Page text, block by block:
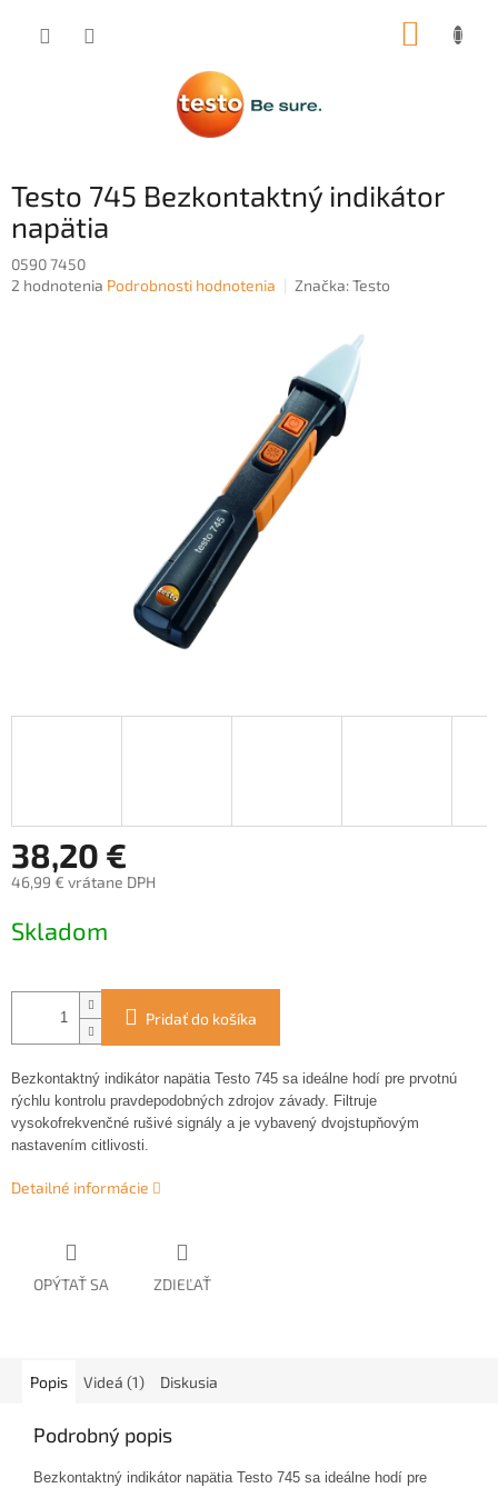
Testo 745 Bezkontaktný indikátor
napätia
0590 7450
Priemerné
2 hodnotenia Podrobnosti hodnotenia Značka:Testo
38,20 €
46,99 € vrátane DPH
cena:
Skladom
Pridať do košíka
Bezkontaktný indikátor napätia Testo 745 sa ideálne hodí pre prvotnú
rýchlu kontrolu pravdepodobných zdrojov závady. Filtruje
vysokofrekvenčné rušivé signály a je vybavený dvojstupňovým
nastavením citlivosti.
Detailné informácie
OPÝTAŤ SA ZDIEĽAŤ
Popis Videá (1) Diskusia
Podrobný popis
Bezkontaktný indikátor napätia Testo 745 sa ideálne hodí pre